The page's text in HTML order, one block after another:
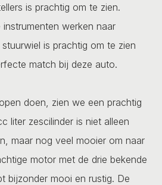
is prachtig om te zien.
werken naar
is prachtig om te zien
match bij deze auto.
doen, zien we een prachtig
liter zescilinder is niet alleen
maar nog veel mooier om naar
motor met de drie bekende
bijzonder mooi en rustig. De